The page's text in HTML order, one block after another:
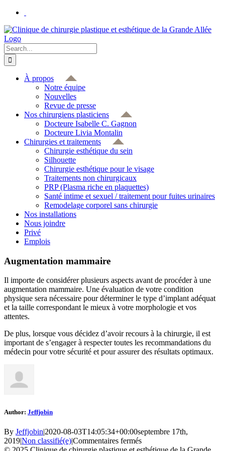
Skip
content
Search
for:
À propos
Notre équipe
Nouvelles
Revue de presse
Nos chirurgiens plasticiens
Docteure Isabelle C. Gagnon
Docteure Livia Montalin
Chirurgies et traitements
Chirurgie esthétique du sein
Silhouette
Chirurgie esthétique pour le visage
Traitements non chirurgicaux
PRP (Plasma riche en plaquettes)
Santé intime et sexuel / traitement pour fuites urinaires
Remodelage corporel sans chirurgie
Nos installations
Nous joindre
Privé
Emplois
Augmentation mammaire
Il importe de considérer plusieurs aspects avant de procéder à une
augmentation mammaire. Une évaluation de votre condition
physique sera nécessaire pour déterminer le type d’implant adéquat
et la taille correspondant le mieux à votre morphologie et vos
attentes.
De plus, lorsque vous décidez d’avoir recours à la chirurgie, il est
important de s’engager à respecter toutes les recommandations du
médecin pour votre sécurité et pour assurer des résultats optimaux.
Author: Jeffjobin
By Jeffjobin|2020-08-03T14:05:34+00:00septembre 17th,
2019|Non classifié(e)|Commentaires ferméssur
Augmentation